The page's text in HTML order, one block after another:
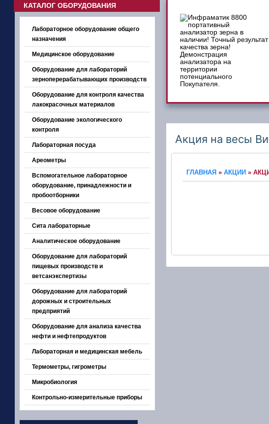
КАТАЛОГ ОБОРУДОВАНИЯ
Лабораторное оборудование общего
назначения
Медицинское оборудование
Оборудование для лабораторий
зерноперерабатывающих производств
Оборудование для контроля качества
лакокрасочных материалов
Оборудование экологического
контроля
Лабораторная посуда
Ареометры
Вспомогательное лабораторное
оборудование, принадлежности и
пробоотборники
Весовое оборудование
Сита лабораторные
Аналитическое оборудование
Оборудование для лабораторий
пищевых производств и
ветсанэкспертизы
Оборудование для лабораторий
дорожных и строительных
предприятий
Оборудование для анализа качества
нефти и нефтепродуктов
Лабораторная и медицинская мебель
Термометры, гигрометры
Микробиология
Контрольно-измерительные приборы
Акция на весы
ГЛАВНАЯ »АКЦИИ »